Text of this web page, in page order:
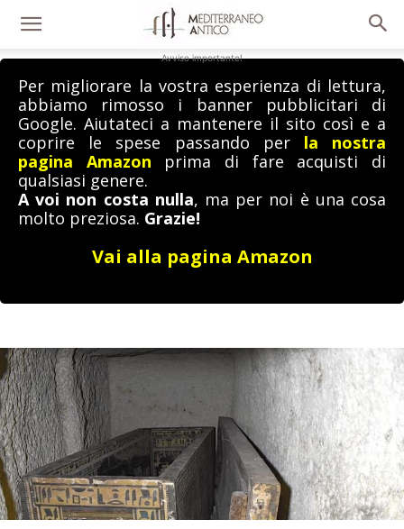
Avviso importante!
Per migliorare la vostra esperienza di lettura,
abbiamo rimosso i banner pubblicitari di
Google. Aiutateci a mantenere il sito così e a
coprire le spese passando per la nostra
pagina Amazon prima di fare acquisti di
qualsiasi genere.
A voi non costa nulla, ma per noi è una cosa
molto preziosa. Grazie!
Vai alla pagina Amazon